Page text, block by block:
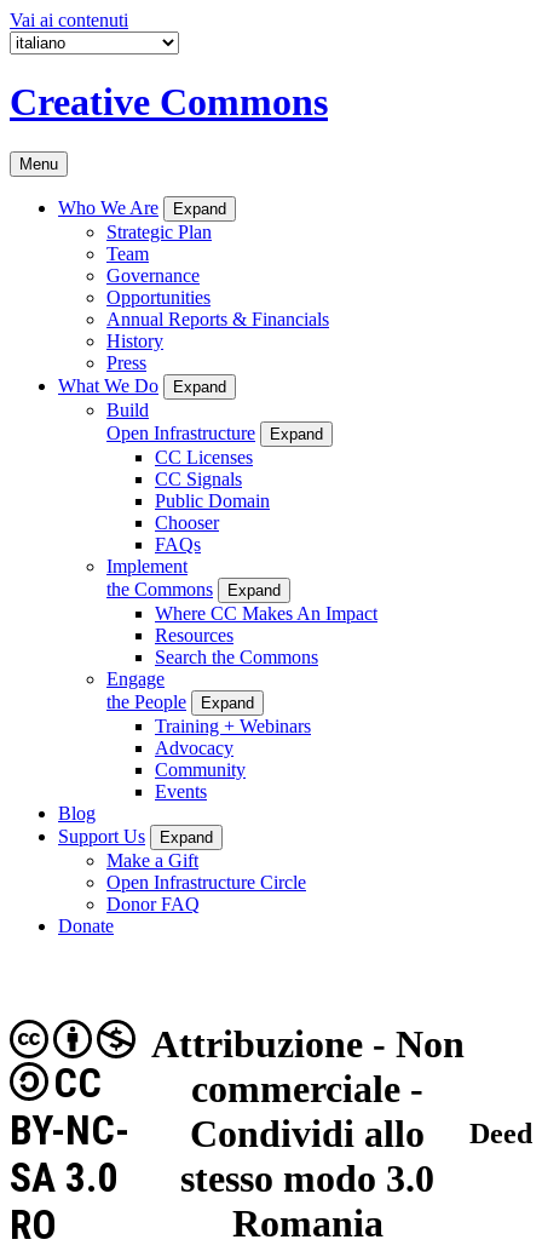
Vai ai contenuti
Creative Commons
Menu
Who We Are Expand
Strategic Plan
Team
Governance
Opportunities
Annual Reports & Financials
History
Press
What We Do
Expand
Build
Open Infrastructure
Expand
CC Licenses
CC Signals
Public Domain
Chooser
FAQs
Implement
the Commons
Expand
Where CC Makes An Impact
Resources
Search the Commons
Engage
the People
Expand
Training + Webinars
Advocacy
Community
Events
Blog
Support Us
Expand
Make a Gift
Open Infrastructure Circle
Donor FAQ
Donate
Attribuzione - Non
commerciale -
Condividi allo
stesso modo 3.0
Romania
CC
BY-NC-
SA 3.0
RO
Deed